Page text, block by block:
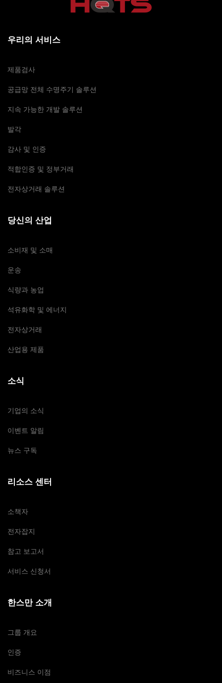
우리의 서비스
제품검사
공급망 전체 수명주기 솔루션
지속 가능한 개발 솔루션
발각
감사 및 인증
적합인증 및 정부거래
전자상거래 솔루션
당신의 산업
소비재 및 소매
운송
식량과 농업
석유화학 및 에너지
전자상거래
산업용 제품
소식
기업의 소식
이벤트 알림
뉴스 구독
리소스 센터
소책자
전자잡지
참고 보고서
서비스 신청서
한스만 소개
그룹 개요
인증
비즈니스 이점